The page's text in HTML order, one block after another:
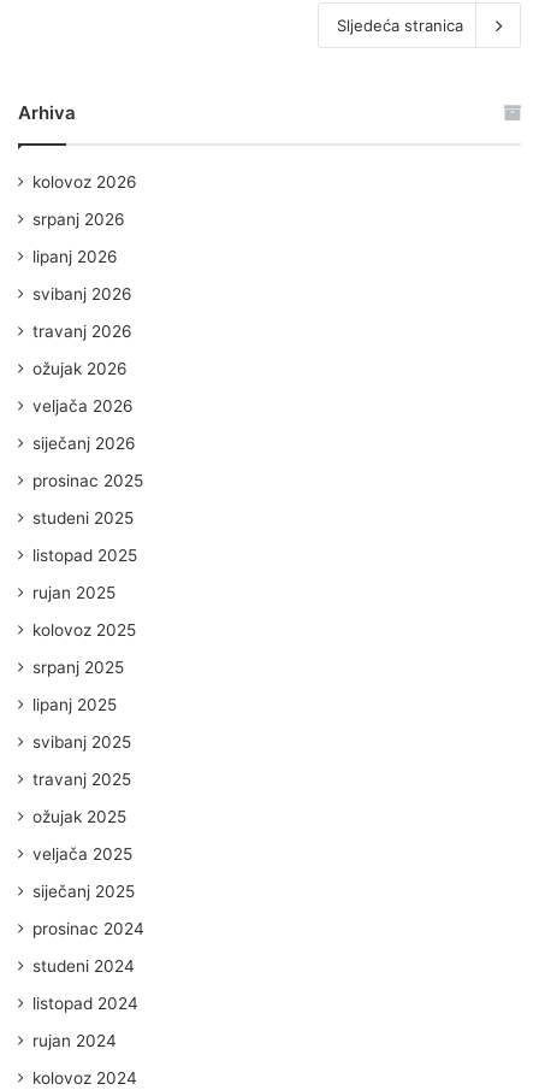
Sljedeća stranica
Arhiva
kolovoz 2026
srpanj 2026
lipanj 2026
svibanj 2026
travanj 2026
ožujak 2026
veljača 2026
siječanj 2026
prosinac 2025
studeni 2025
listopad 2025
rujan 2025
kolovoz 2025
srpanj 2025
lipanj 2025
svibanj 2025
travanj 2025
ožujak 2025
veljača 2025
siječanj 2025
prosinac 2024
studeni 2024
listopad 2024
rujan 2024
kolovoz 2024